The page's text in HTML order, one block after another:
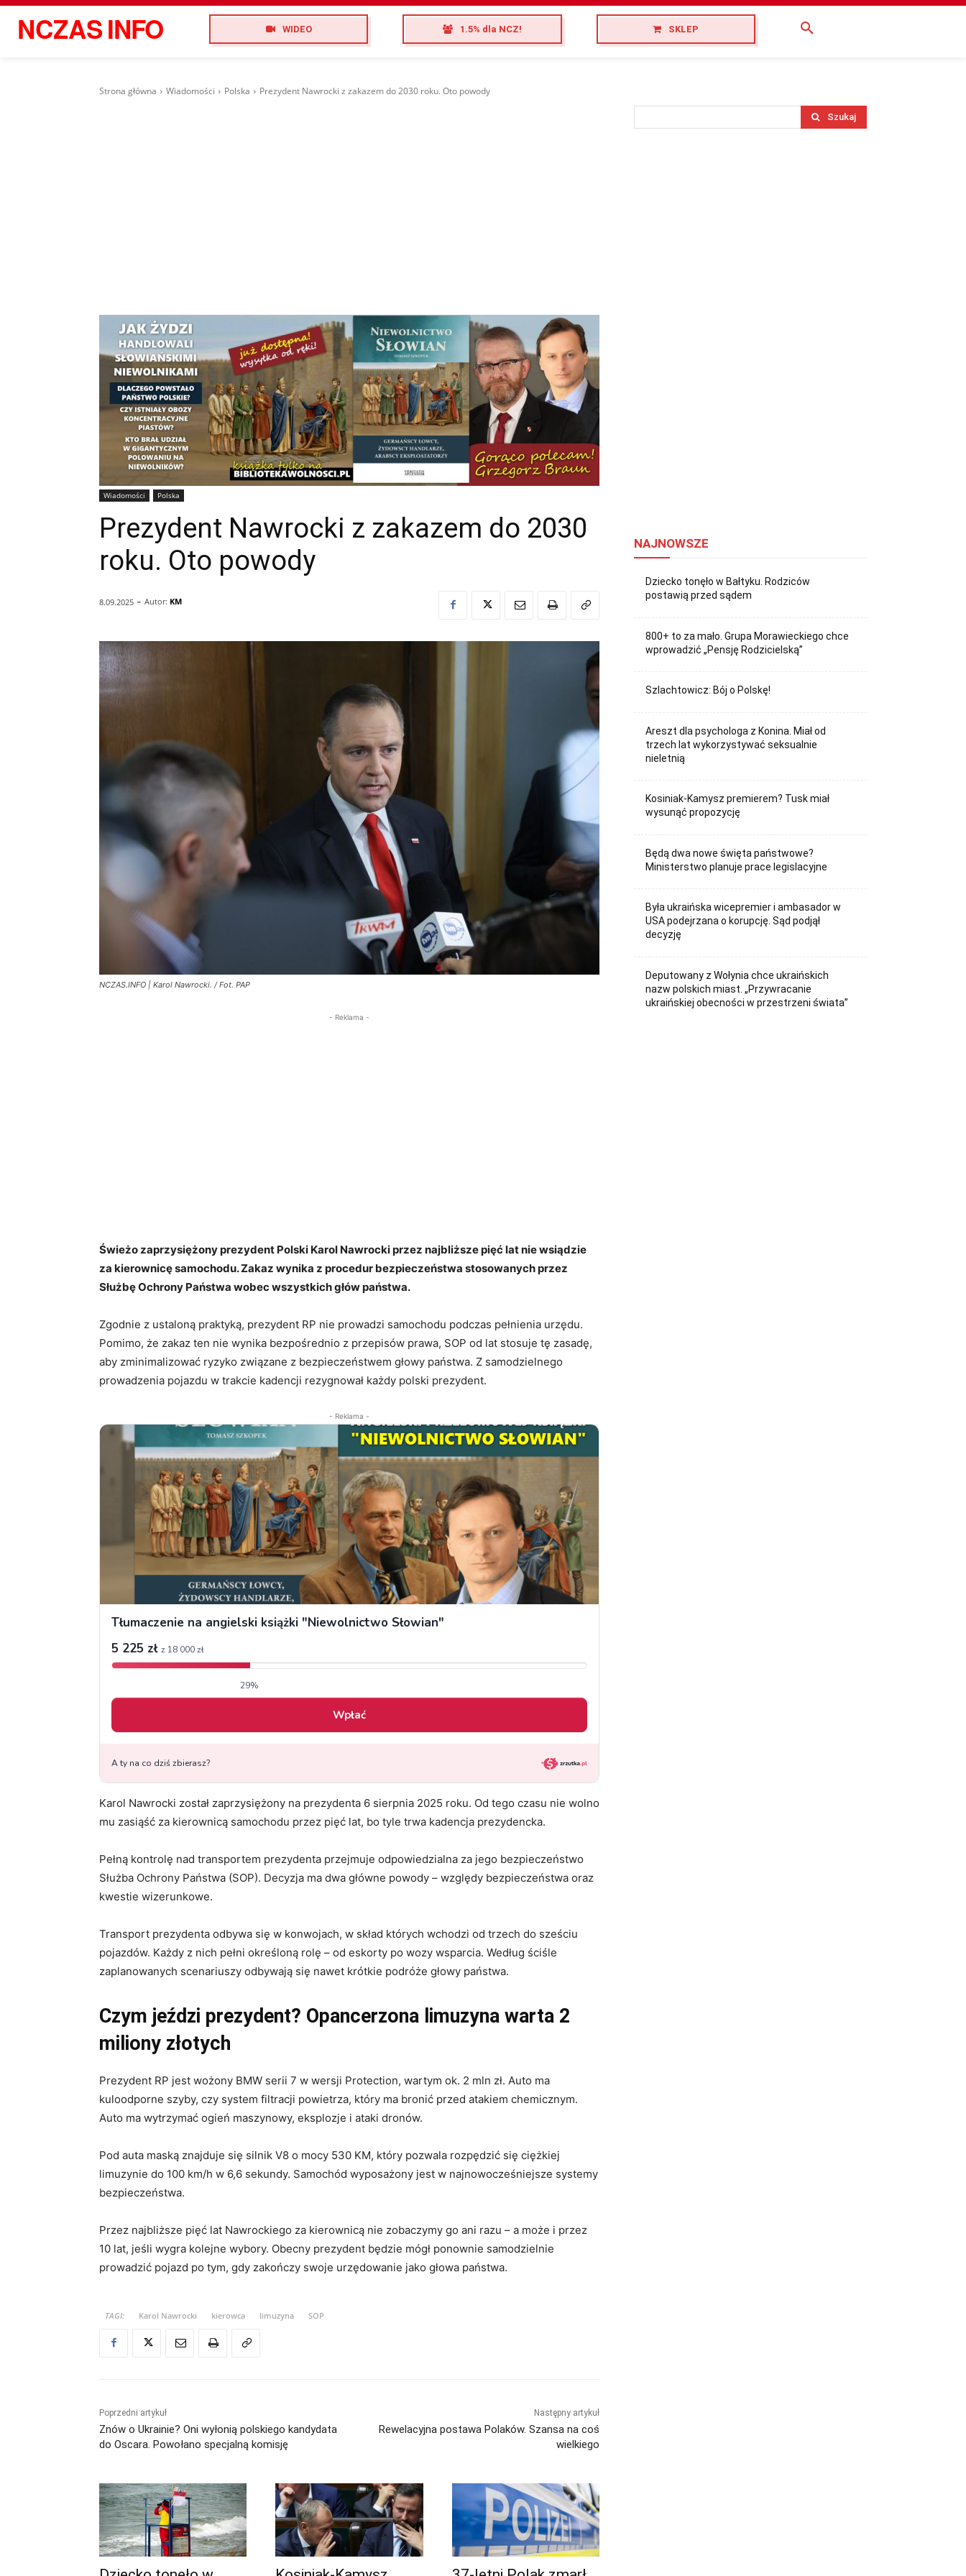
NCZASINFO WIDEO 1.5% dla NCZ! SKLEP
Strona główna Wiadomości Polska Prezydent Nawrocki z zakazem do 2030 roku. Oto powody
Wiadomości Polska
Prezydent Nawrocki z zakazem do 2030
roku. Oto powody
8.09.2025 - Autor: KM
NCZAS.INFO | Karol Nawrocki. / Fot. PAP
- Reklama -
Świeżo zaprzysiężony prezydent Polski Karol Nawrocki przez najbliższe pięć lat nie wsiądzie
za kierownicę samochodu. Zakaz wynika z procedur bezpieczeństwa stosowanych przez
Służbę Ochrony Państwa wobec wszystkich głów państwa.
Zgodnie z ustaloną praktyką, prezydent RP nie prowadzi samochodu podczas pełnienia urzędu.
Pomimo, że zakaz ten nie wynika bezpośrednio z przepisów prawa, SOP od lat stosuje tę zasadę,
aby zminimalizować ryzyko związane z bezpieczeństwem głowy państwa. Z samodzielnego
prowadzenia pojazdu w trakcie kadencji rezygnował każdy polski prezydent.
- Reklama -
Karol Nawrocki został zaprzysiężony na prezydenta 6 sierpnia 2025 roku. Od tego czasu nie wolno
mu zasiąść za kierownicą samochodu przez pięć lat, bo tyle trwa kadencja prezydencka.
Pełną kontrolę nad transportem prezydenta przejmuje odpowiedzialna za jego bezpieczeństwo
Służba Ochrony Państwa (SOP). Decyzja ma dwa główne powody – względy bezpieczeństwa oraz
kwestie wizerunkowe.
Transport prezydenta odbywa się w konwojach, w skład których wchodzi od trzech do sześciu
pojazdów. Każdy z nich pełni określoną rolę – od eskorty po wozy wsparcia. Według ściśle
zaplanowanych scenariuszy odbywają się nawet krótkie podróże głowy państwa.
Czym jeździ prezydent? Opancerzona limuzyna warta 2
miliony złotych
Prezydent RP jest wożony BMW serii 7 w wersji Protection, wartym ok. 2 mln zł. Auto ma
kuloodporne szyby, czy system filtracji powietrza, który ma bronić przed atakiem chemicznym.
Auto ma wytrzymać ogień maszynowy, eksplozje i ataki dronów.
Pod auta maską znajduje się silnik V8 o mocy 530 KM, który pozwala rozpędzić się ciężkiej
limuzynie do 100 km/h w 6,6 sekundy. Samochód wyposażony jest w najnowocześniejsze systemy
bezpieczeństwa.
Przez najbliższe pięć lat Nawrockiego za kierownicą nie zobaczymy go ani razu – a może i przez
10 lat, jeśli wygra kolejne wybory. Obecny prezydent będzie mógł ponownie samodzielnie
prowadzić pojazd po tym, gdy zakończy swoje urzędowanie jako głowa państwa.
TAGI: Karol Nawrocki kierowca limuzyna SOP
Poprzedni artykuł
Znów o Ukrainie? Oni wyłonią polskiego kandydata
do Oscara. Powołano specjalną komisję
Następny artykuł
Rewelacyjna postawa Polaków. Szansa na coś
wielkiego
Szukaj
NAJNOWSZE
Dziecko tonęło w Bałtyku. Rodziców
postawią przed sądem
800+ to za mało. Grupa Morawieckiego chce
wprowadzić „Pensję Rodzicielską”
Szlachtowicz: Bój o Polskę!
Areszt dla psychologa z Konina. Miał od
trzech lat wykorzystywać seksualnie
nieletnią
Kosiniak-Kamysz premierem? Tusk miał
wysunąć propozycję
Będą dwa nowe święta państwowe?
Ministerstwo planuje prace legislacyjne
Była ukraińska wicepremier i ambasador w
USA podejrzana o korupcję. Sąd podjął
decyzję
Deputowany z Wołynia chce ukraińskich
nazw polskich miast. „Przywracanie
ukraińskiej obecności w przestrzeni świata”